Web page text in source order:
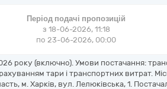
Період подачі пропозицій
з 18-06-2026, 11:18
по 23-06-2026, 00:00
року (включно). Умови постачання:
тари і транспортних витрат.
м. Харків, вул. Лелюківська, 1.